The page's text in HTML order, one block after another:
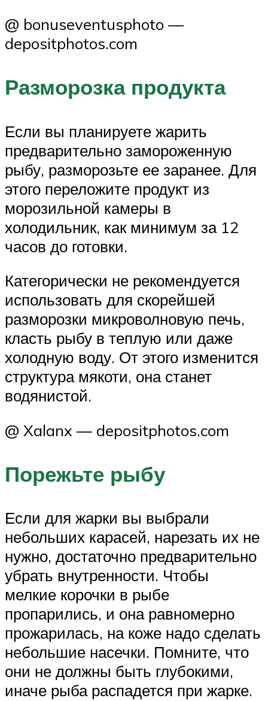
@ bonuseventusphoto —
depositphotos.com
Разморозка продукта
Если вы планируете жарить
предварительно замороженную
рыбу, разморозьте ее заранее. Для
этого переложите продукт из
морозильной камеры в
холодильник, как минимум за 12
часов до готовки.
Категорически не рекомендуется
использовать для скорейшей
разморозки микроволновую печь,
класть рыбу в теплую или даже
холодную воду. От этого изменится
структура мякоти, она станет
водянистой.
@ Xalanx — depositphotos.com
Порежьте рыбу
Если для жарки вы выбрали
небольших карасей, нарезать их не
нужно, достаточно предварительно
убрать внутренности. Чтобы
мелкие корочки в рыбе
пропарились, и она равномерно
прожарилась, на коже надо сделать
небольшие насечки. Помните, что
они не должны быть глубокими,
иначе рыба распадется при жарке.